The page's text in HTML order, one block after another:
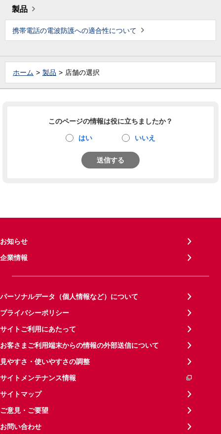
製品
携帯電話の電波防護への適合性について
ホーム 製品 店舗の選択
このページの情報は役に立ちましたか？
はい いいえ
送信する
お知らせ
企業情報
パーソナルデータ（個人情報など）について
プライバシーポリシー
サイトご利用にあたって
お客さまご利用端末からの情報の外部送信について
見やすさ・使いやすさの調整
サイトメンテナンス情報
サイトマップ
ご意見・ご要望
お問い合わせ